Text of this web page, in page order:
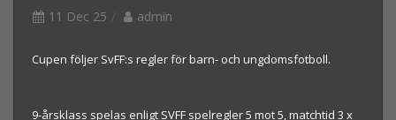
11 Dec 25 admin
Cupen följer SvFF:s regler för barn- och ungdomsfotboll.
9-årsklass spelas enligt SVFF spelregler 5 mot 5, matchtid 3 x